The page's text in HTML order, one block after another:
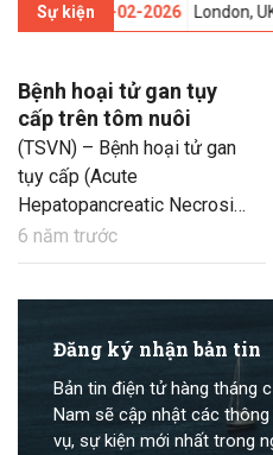
Sự kiện
13 - 09-02-2026 London, UK -
Bệnh hoại tử gan tụy
cấp trên tôm nuôi
(TSVN) – Bệnh hoại tử gan
tụy cấp (Acute
Hepatopancreatic Necrosis
Disease – AHPND) hay còn
gọi là hội chứng chết sớm
là mối nguy hại nhất đối với
nghề nuôi tôm công nghiệp
tại khu vực Đông Nam Á
mấy năm gần đây.
6 năm trước
Đăng ký nhận bản tin
Bản tin điện tử hàng tháng
Nam sẽ cập nhật các
vụ, sự kiện mới nhất trong